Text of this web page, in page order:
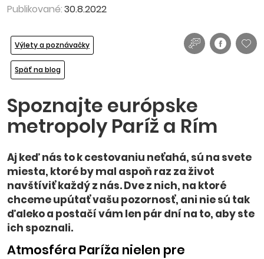
Publikované:30.8.2022
Výlety a poznávačky
Späť na blog
Spoznajte európske
metropoly Paríž a Rím
Aj keď nás to k cestovaniu neťahá, sú na svete
miesta, ktoré by mal aspoň raz za život
navštíviť každý z nás. Dve z nich, na ktoré
chceme upútať vašu pozornosť, ani nie sú tak
ďaleko a postačí vám len pár dní na to, aby ste
ich spoznali.
Atmosféra Paríža nielen pre